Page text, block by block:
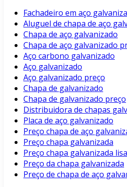
Fachadeiro em aço
Aluguel de chapa de aço
Chapa de aço galvanizado
Chapa de aço galvanizado
Aço carbono galvanizado
Aço galvanizado
Aço galvanizado preço
Chapa de galvanizado
Chapa de galvanizado preço
Distribuidora de chapas
Placa de aço galvanizado
Preço chapa de aço
Preço chapa galvanizada
Preço chapa galvanizada lisa
Preço da chapa galvanizada
Preço de chapa de aço